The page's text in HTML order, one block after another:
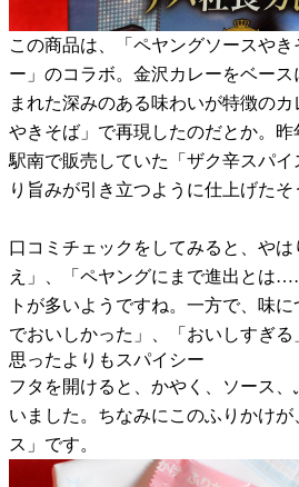
この商品は、「ペヤングソースや
ー」のコラボ。金沢カレーをベー
まれた深みのある味わいが特徴の
やきそば」で再現したのだとか。
駅南で販売していた「ザク辛スパイ
り旨みが引き立つように仕上げたそ
口コミチェックをしてみると、や
え」、「ペヤングにまで進出とは
トが多いようですね。一方で、味
でおいしかった」、「おいしすぎる
思ったよりもスパイシー
フタを開けると、かやく、ソース
いました。ちなみにこのふりかけが
ス」です。